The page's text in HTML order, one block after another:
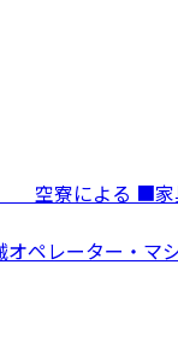
■寮費 空寮
ペレーター・マ